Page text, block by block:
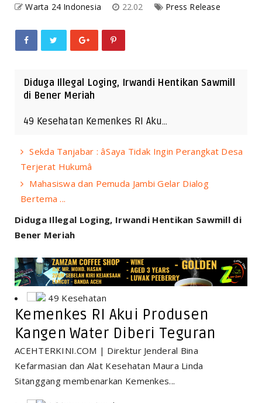
Warta 24 Indonesia 22.02 Press Release
Diduga Illegal Loging, Irwandi Hentikan Sawmill
di Bener Meriah
49 Kesehatan Kemenkes RI Aku…
Sekda Tanjabar : âSaya Tidak Ingin Perangkat Desa
Terjerat Hukumâ
Mahasiswa dan Pemuda Jambi Gelar Dialog
Bertema ...
Diduga Illegal Loging, Irwandi Hentikan Sawmill di
Bener Meriah
49 Kesehatan
Kemenkes RI Akui Produsen
Kangen Water Diberi Teguran
ACEHTERKINI.COM | Direktur Jenderal Bina
Kefarmasian dan Alat Kesehatan Maura Linda
Sitanggang membenarkan Kemenkes...